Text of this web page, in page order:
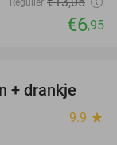
Regulier
€6,95
15%
+ drankje
9.9 star